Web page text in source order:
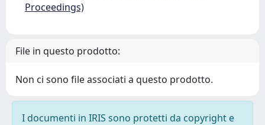
Proceedings)
File in questo prodotto:
Non ci sono file associati a questo prodotto.
I documenti in IRIS sono protetti da copyright e